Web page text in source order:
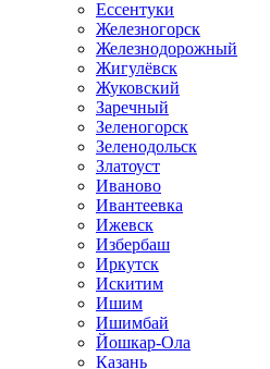
Ессентуки
Железногорск
Железнодорожный
Жигулёвск
Жуковский
Заречный
Зеленогорск
Зеленодольск
Златоуст
Иваново
Ивантеевка
Ижевск
Избербаш
Иркутск
Искитим
Ишим
Ишимбай
Йошкар-Ола
Казань